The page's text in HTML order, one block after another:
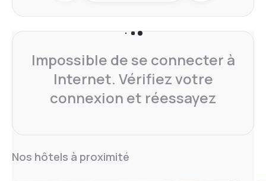
Impossible de se connecter à
Internet. Vérifiez votre
connexion et réessayez
Nos hôtels à proximité